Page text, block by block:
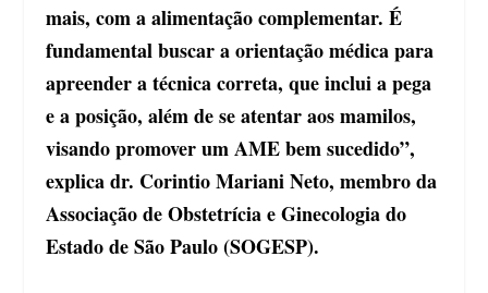
mais, com a alimentação complementar. É
fundamental buscar a orientação médica para
apreender a técnica correta, que inclui a pega
e a posição, além de se atentar aos mamilos,
visando promover um AME bem sucedido”,
explica dr. Corintio Mariani Neto, membro da
Associação de Obstetrícia e Ginecologia do
Estado de São Paulo (SOGESP).